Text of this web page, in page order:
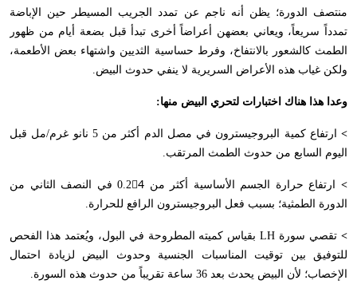
منتصف الدورة؛ يظن أنه ناجم عن تمدد الجريب المسيطر حين الإباضة
تمدداً سريعاً، ويعاني بعضهن أعراضاً أخرى تبدأ قبل بضعة أيام من ظهور
الطمث كالشعور بالانتفاخ، وفرط حساسية الثديين واشتهاء بعض الأطعمة،
ولكن غياب هذه الأعراض السريرية لا ينفي حدوث البيض.
وعدا هذا هناك اختبارات لتحري البيض منها:
>
ارتفاع كمية البروجيسترون في مصل الدم أكثر من 5 نانو غرم/مل قبل
اليوم السابع من حدوث الطمث المرتقب.
>
ارتفاع حرارة الجسم الأساسية أكثر من 0.24ْ في النصف الثاني من
الدورة الطمثية؛ بسبب فعل البروجيسترون الرافع للحرارة.
>تقصي سورة LHبقياس كميته المطروحة في البول، ويُعتمد هذا الفحص
للتوفيق بين توقيت المناسبات الجنسية وحدوث البيض لزيادة احتمال
الإخصاب؛ لأن البيض يحدث بعد 36 ساعة تقريباً من حدوث هذه السورة.